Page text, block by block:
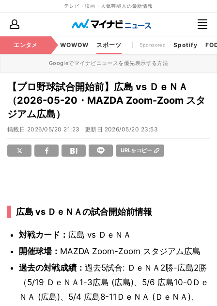
テレビ・映画・人気芸能人の最新情報
エンタメ
・CS番組 WOWOW スポーツ Sponsored Spotify
Googleでマイナビニュースを優先表示する方法
【プロ野球試合開始前】広島 vs ＤｅＮＡ
（2026-05-20・MAZDA Zoom-Zoom スタ
ジアム広島）
掲載日 2026/05/20 21:23 更新日 2026/05/20 23:53
URLをコピー
広島 vs ＤｅＮＡの試合開始前情報
対戦カード： 広島 vs ＤｅＮＡ
開催球場： MAZDA Zoom-Zoom スタジアム広島
過去の対戦成績： 過去5試合: ＤｅＮＡ2勝-広島2勝
（5/19 ＤｅＮＡ1-3広島 (広島)、5/6 広島10-0Ｄｅ
ＮＡ (広島)、5/4 広島8-11ＤｅＮＡ (ＤｅＮＡ)、